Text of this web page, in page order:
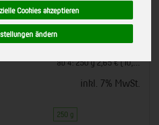
Cookies akzeptieren
ändern
2,79 € * / 250 g
(11,16 € / kg)
ab 4: 250 g 2,65 € (10,60 € / kg)
inkl. 7% MwSt.
250 g